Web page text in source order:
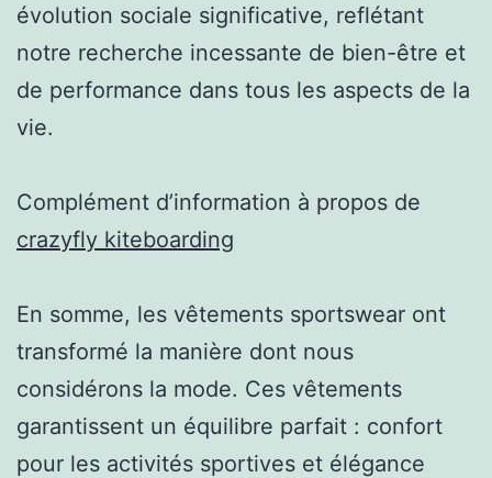
évolution sociale significative, reflétant
notre recherche incessante de bien-être et
de performance dans tous les aspects de la
vie.
Complément d’information à propos de
crazyfly kiteboarding
En somme, les vêtements sportswear ont
transformé la manière dont nous
considérons la mode. Ces vêtements
garantissent un équilibre parfait : confort
pour les activités sportives et élégance